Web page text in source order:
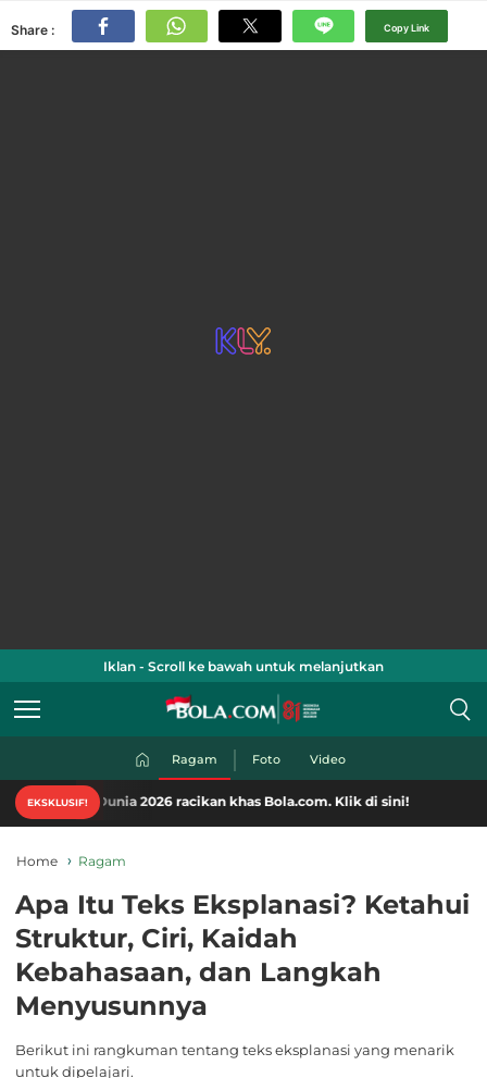
Share : Copy Link
Iklan - Scroll ke bawah untuk melanjutkan
Ragam Foto Video
EKSKLUSIF!
2026 racikan khas Bola.com. Klik di sini!
Home Ragam
Apa Itu Teks Eksplanasi? Ketahui
Struktur, Ciri, Kaidah
Kebahasaan, dan Langkah
Menyusunnya
Berikut ini rangkuman tentang teks eksplanasi yang menarik
untuk dipelajari.